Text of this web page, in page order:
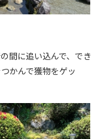
間に追い込んで、でき
かんで獲物をゲッ